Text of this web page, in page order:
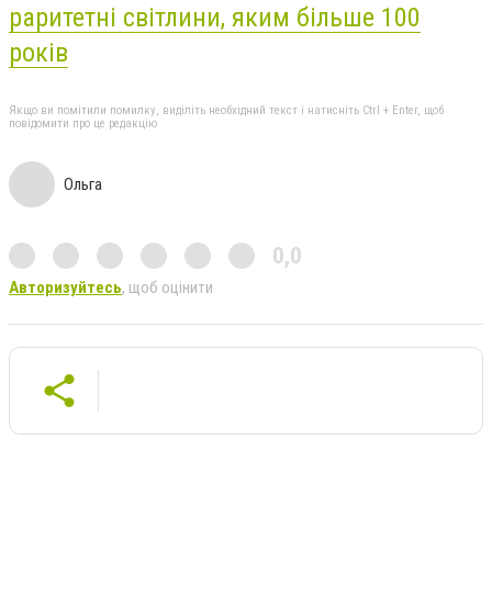
раритетні світлини, яким більше 100
років
Якщо ви помітили помилку, виділіть необхідний текст і натисніть Ctrl + Enter, щоб
повідомити про це редакцію
Ольга
0,0
Авторизуйтесь, щоб оцінити